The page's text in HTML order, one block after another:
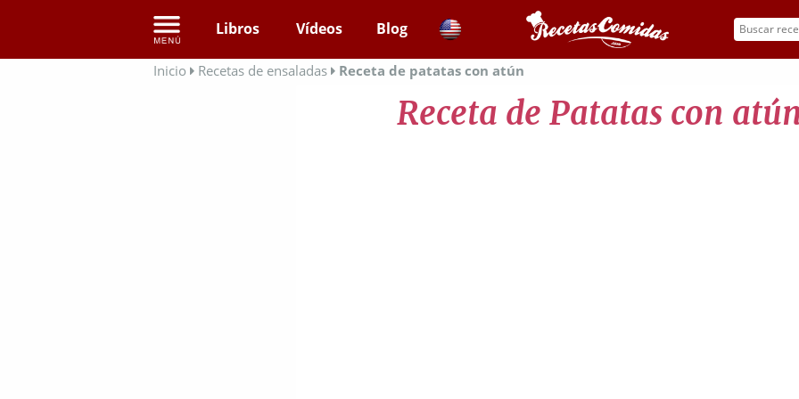
Libros Vídeos Blog
Inicio Recetas de ensaladas Receta de patatas con atún
Receta de Patatas con